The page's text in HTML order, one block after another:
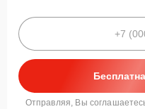
Отправляя, Вы